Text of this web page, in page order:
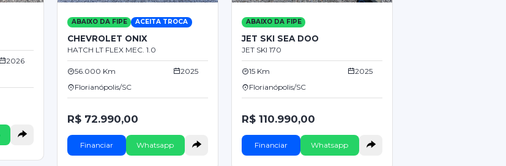
2026
ABAIXO DA FIPE ACEITA TROCA
CHEVROLET ONIX
HATCH LT FLEX MEC. 1.0
56.000 Km
2025
Florianópolis/SC
R$ 72.990,00
Financiar Whatsapp
ABAIXO DA FIPE
JET SKI SEA DOO
JET SKI 170
15 Km
2025
Florianópolis/SC
R$ 110.990,00
Financiar Whatsapp